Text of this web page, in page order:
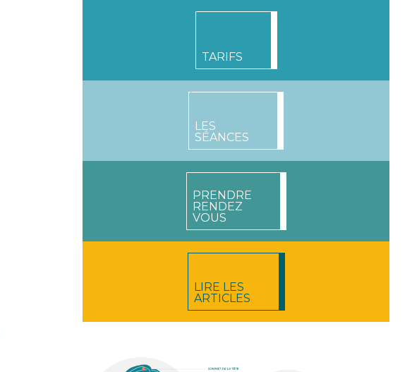
TARIFS
LES
SÉANCES
PRENDRE
RENDEZ
VOUS
LIRE LES
ARTICLES